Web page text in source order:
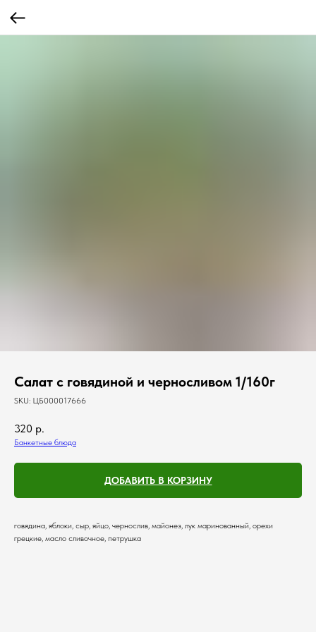
Салат с говядиной и черносливом 1/160г
SKU: ЦБ000017666
320 р.
Банкетные блюда
ДОБАВИТЬ В КОРЗИНУ
говядина, яблоки, сыр, яйцо, чернослив, майонез, лук маринованный, орехи
грецкие, масло сливочное, петрушка